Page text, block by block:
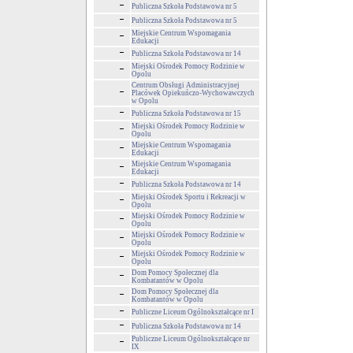
Publiczna Szkoła Podstawowa nr 5
Publiczna Szkoła Podstawowa nr 5
Miejskie Centrum Wspomagania
Edukacji
Publiczna Szkoła Podstawowa nr 14
Miejski Ośrodek Pomocy Rodzinie w
Opolu
Centrum Obsługi Administracyjnej
Placówek Opiekuńczo-Wychowawczych
w Opolu
Publiczna Szkoła Podstawowa nr 15
Miejski Ośrodek Pomocy Rodzinie w
Opolu
Miejskie Centrum Wspomagania
Edukacji
Miejskie Centrum Wspomagania
Edukacji
Publiczna Szkoła Podstawowa nr 14
Miejski Ośrodek Sportu i Rekreacji w
Opolu
Miejski Ośrodek Pomocy Rodzinie w
Opolu
Miejski Ośrodek Pomocy Rodzinie w
Opolu
Miejski Ośrodek Pomocy Rodzinie w
Opolu
Dom Pomocy Społecznej dla
Kombatantów w Opolu
Dom Pomocy Społecznej dla
Kombatantów w Opolu
Publiczne Liceum Ogólnokształcące nr I
Publiczna Szkoła Podstawowa nr 14
Publiczne Liceum Ogólnokształcące nr
IX